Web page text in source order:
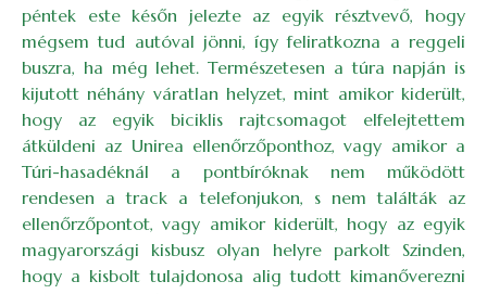
péntek este későn jelezte az egyik résztvevő, hogy
mégsem tud autóval jönni, így feliratkozna a reggeli
buszra, ha még lehet. Természetesen a túra napján is
kijutott néhány váratlan helyzet, mint amikor kiderült,
hogy az egyik biciklis rajtcsomagot elfelejtettem
átküldeni az Unirea ellenőrzőponthoz, vagy amikor a
Túri-hasadéknál a pontbíróknak nem működött
rendesen a track a telefonjukon, s nem találták az
ellenőrzőpontot, vagy amikor kiderült, hogy az egyik
magyarországi kisbusz olyan helyre parkolt Szinden,
hogy a kisbolt tulajdonosa alig tudott kimanőverezni